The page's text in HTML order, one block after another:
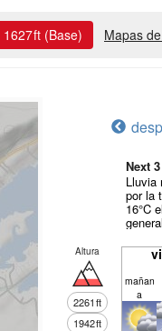
1627ft (Base) Mapas
Next
Lluvia
por la
16°C
Altura
2261ft
1942ft
mañan
a